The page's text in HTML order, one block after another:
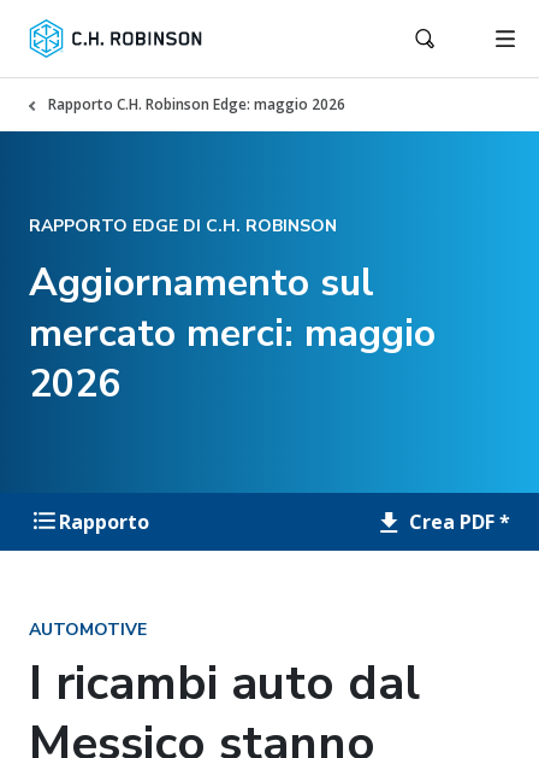
Rapporto C.H. Robinson Edge: maggio 2026
RAPPORTO EDGE DI C.H. ROBINSON
Aggiornamento sul
mercato merci: maggio
2026
Rapporto Crea PDF *
AUTOMOTIVE
I ricambi auto dal
Messico stanno